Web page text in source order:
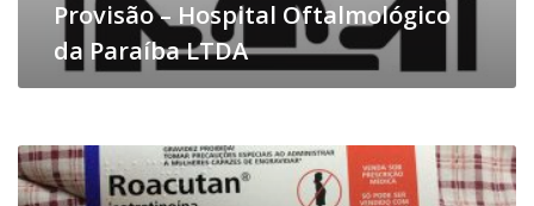
Provisão – Hospital Oftalmológico
da Paraíba LTDA